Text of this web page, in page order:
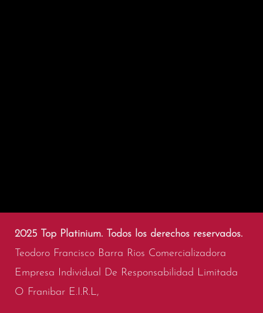
2025 Top Platinium. Todos los derechos reservados.
Teodoro Francisco Barra Rios Comercializadora
Empresa Individual De Responsabilidad Limitada
O Franibar E.I.R.L,